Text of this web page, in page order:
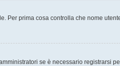
Per prima cosa controlla che nome
se è necessario registrarsi